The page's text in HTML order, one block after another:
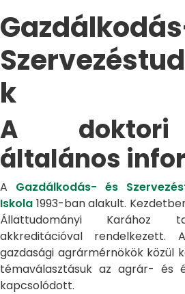
k
A
általános
A Gazdálkodás- és
Iskola 1993-ban alakult.
Állattudományi Karához
akkreditációval
gazdasági agrármérnökök közül
témaválasztásuk az agrár- és
kapcsolódott.